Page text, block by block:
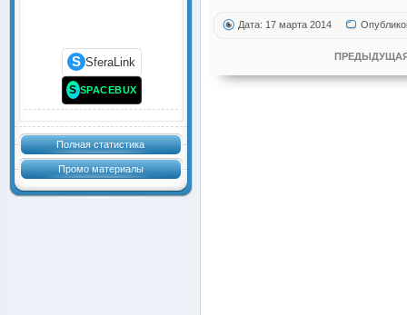
S SferaLink
S SPACEBUX
Полная статистика
Промо материалы
Дата: 17 марта 2014